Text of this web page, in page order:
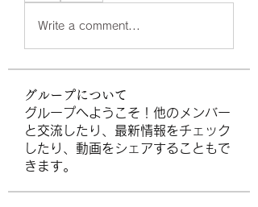
Write a comment...
グループについて
グループへようこそ！他のメンバー
と交流したり、最新情報をチェック
したり、動画をシェアすることもで
きます。